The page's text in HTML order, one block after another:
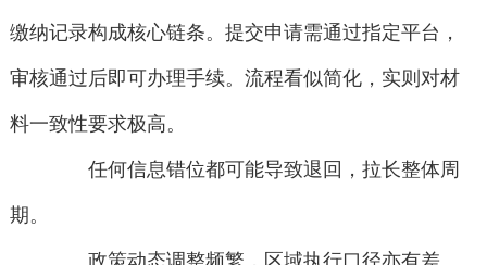
缴纳记录构成核心链条。提交申请需通过指定平台，
审核通过后即可办理手续。流程看似简化，实则对材
料一致性要求极高。
任何信息错位都可能导致退回，拉长整体周
期。